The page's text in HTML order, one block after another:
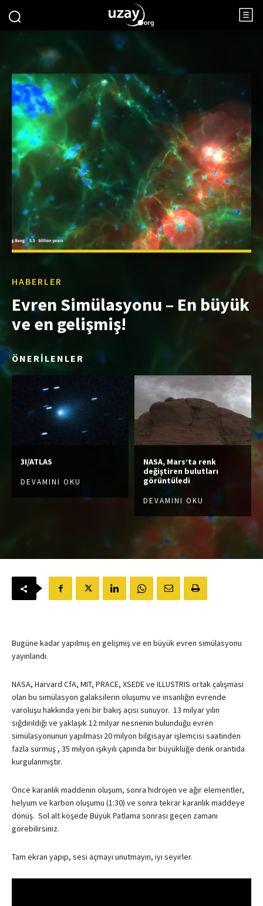
HABERLER
Evren Simülasyonu – En büyük
ve en gelişmiş!
ÖNERİLENLER
3I/ATLAS
DEVAMINI OKU
NASA, Mars’ta renk
değiştiren bulutları
görüntüledi
DEVAMINI OKU
Bugüne kadar yapılmış en gelişmiş ve en büyük evren simülasyonu
yayınlandı.
NASA, Harvard CfA, MIT, PRACE, XSEDE ve ILLUSTRIS ortak çalışması
olan bu simülasyon galaksilerin oluşumu ve insanlığın evrende
varoluşu hakkında yeni bir bakış açısı sunuyor. 13 milyar yılın
sığdırıldığı ve yaklaşık 12 milyar nesnenin bulunduğu evren
simülasyonunun yapılması 20 milyon bilgisayar işlemcisi saatinden
fazla sürmüş , 35 milyon ışıkyılı çapında bir büyüklüğe denk orantıda
kurgulanmıştır.
Önce karanlık maddenin oluşum, sonra hidrojen ve ağır elementler,
helyum ve karbon oluşumu (1:30) ve sonra tekrar karanlık maddeye
dönüş. Sol alt köşede Büyük Patlama sonrası geçen zamanı
görebilirsiniz.
Tam ekran yapıp, sesi açmayı unutmayın, iyi seyirler.